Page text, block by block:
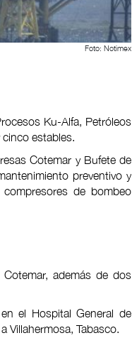
Foto: Notimex
Ku-Alfa, Petróleos
estables.
Cotemar y Bufete de
preventivo y
de bombeo
además de dos
el Hospital General de
Villahermosa, Tabasco.